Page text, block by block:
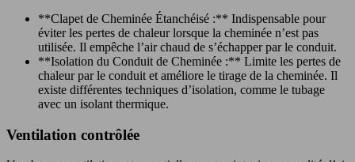
**Clapet de Cheminée Étanchéisé :** Indispensable pour
éviter les pertes de chaleur lorsque la cheminée n’est pas
utilisée. Il empêche l’air chaud de s’échapper par le conduit.
**Isolation du Conduit de Cheminée :** Limite les pertes de
chaleur par le conduit et améliore le tirage de la cheminée. Il
existe différentes techniques d’isolation, comme le tubage
avec un isolant thermique.
Ventilation contrôlée